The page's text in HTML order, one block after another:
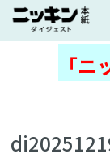
「